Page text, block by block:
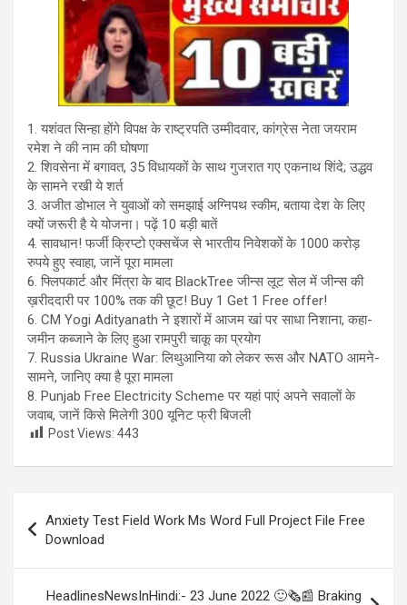
1. यशंवत सिन्हा होंगे विपक्ष के राष्ट्रपति उम्मीदवार, कांग्रेस नेता जयराम
रमेश ने की नाम की घोषणा
2. शिवसेना में बगावत, 35 विधायकों के साथ गुजरात गए एकनाथ शिंदे; उद्धव
के सामने रखी ये शर्त
3. अजीत डोभाल ने युवाओं को समझाई अग्निपथ स्कीम, बताया देश के लिए
क्यों जरूरी है ये योजना। पढ़ें 10 बड़ी बातें
4. सावधान! फर्जी क्रिप्टो एक्सचेंज से भारतीय निवेशकों के 1000 करोड़
रुपये हुए स्वाहा, जानें पूरा मामला
6. फ्लिपकार्ट और मिंत्रा के बाद BlackTree जीन्स लूट सेल में जीन्स की
ख़रीददारी पर 100% तक की छूट! Buy 1 Get 1 Free offer!
6. CM Yogi Adityanath ने इशारों में आजम खां पर साधा निशाना, कहा-
जमीन कब्जाने के लिए हुआ रामपुरी चाकू का प्रयोग
7. Russia Ukraine War: लिथुआनिया को लेकर रूस और NATO आमने-
सामने, जानिए क्या है पूरा मामला
8. Punjab Free Electricity Scheme पर यहां पाएं अपने सवालों के
जवाब, जानें किसे मिलेगी 300 यूनिट फ्री बिजली
Post Views: 443
navigation
Anxiety Test Field Work Ms Word Full Project File Free
Download
HeadlinesNewsInHindi:- 23 June 2022 🙂🗞📰 Braking